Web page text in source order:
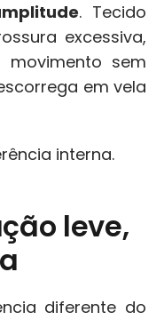
. Tecido
excessiva,
sem
em vela
interna.
leve,
diferente do